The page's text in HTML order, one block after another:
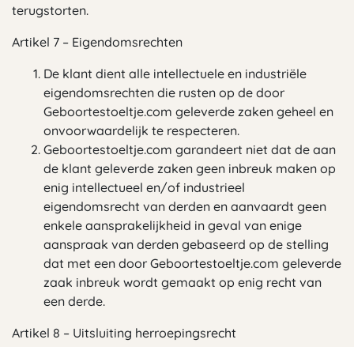
terugstorten.
Artikel 7 – Eigendomsrechten
De klant dient alle intellectuele en industriële
eigendomsrechten die rusten op de door
Geboortestoeltje.com geleverde zaken geheel en
onvoorwaardelijk te respecteren.
Geboortestoeltje.com garandeert niet dat de aan
de klant geleverde zaken geen inbreuk maken op
enig intellectueel en/of industrieel
eigendomsrecht van derden en aanvaardt geen
enkele aansprakelijkheid in geval van enige
aanspraak van derden gebaseerd op de stelling
dat met een door Geboortestoeltje.com geleverde
zaak inbreuk wordt gemaakt op enig recht van
een derde.
Artikel 8 – Uitsluiting herroepingsrecht